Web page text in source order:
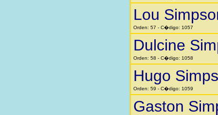
Lou
Orden: 57 - C�digo: 1057
Dulcine
Orden: 58 - C�digo: 1058
Hugo
Orden: 59 - C�digo: 1059
Gaston